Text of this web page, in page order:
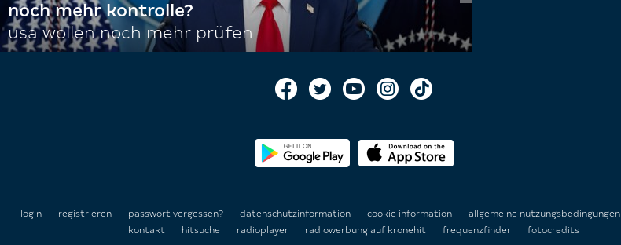
noch mehr kontrolle?
usa wollen noch mehr prüfen
login registrieren passwort vergessen? datenschutzinformation cookie information allgemeine nutzungsbedingungen
kontakt
hitsuche radioplayer radiowerbung auf kronehit frequenzfinder fotocredits